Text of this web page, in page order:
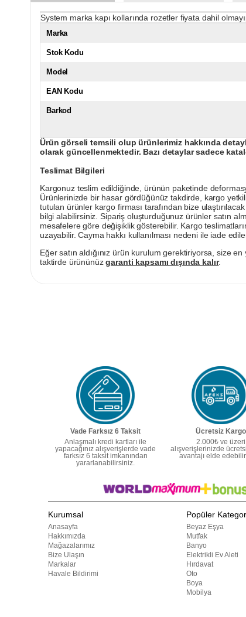
System marka kapı kollarında rozetler fiyata dahil
Marka
Stok Kodu
Model
EAN Kodu
Barkod
Ürün görseli temsili olup ürünlerimiz hakkında
olarak güncellenmektedir. Bazı detaylar sadece
Teslimat Bilgileri
Kargonuz teslim edildiğinde, ürünün paketinde
Ürünlerinizde bir hasar gördüğünüz takdirde, kargo
tutulan ürünler kargo firması tarafından bize
bilgi alabilirsiniz. Sipariş oluşturduğunuz ürünler satın
mesafelere göre değişiklik gösterebilir. Kargo
uzayabilir. Cayma hakkı kullanılması nedeni ile iade
Eğer satın aldığınız ürün kurulum gerektiriyorsa, size
taktirde ürününüzgaranti kapsamı dışında kalır.
Vade Farksız 6 Taksit
Anlaşmalı kredi kartları ile
yapacağınız alışverişlerde vade
farksız 6 taksit imkanından
yararlanabilirsiniz.
Ücretsiz Kargo
2.000₺ ve üzeri
alışverişlerinizde
avantajı elde
Kurumsal
Anasayfa
Hakkımızda
Mağazalarımız
Bize Ulaşın
Markalar
Havale Bildirimi
Popüler
Beyaz Eşya
Mutfak
Banyo
Elektrikli Ev Aleti
Hırdavat
Oto
Boya
Mobilya